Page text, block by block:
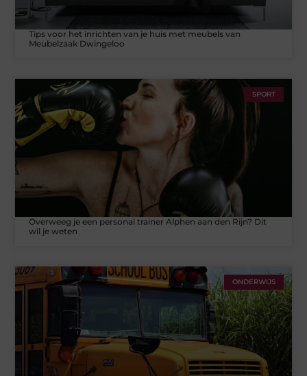
Tips voor het inrichten van je huis met meubels van
Meubelzaak Dwingeloo
SPORT
Overweeg je een personal trainer Alphen aan den Rijn? Dit
wil je weten
ONDERWIJS